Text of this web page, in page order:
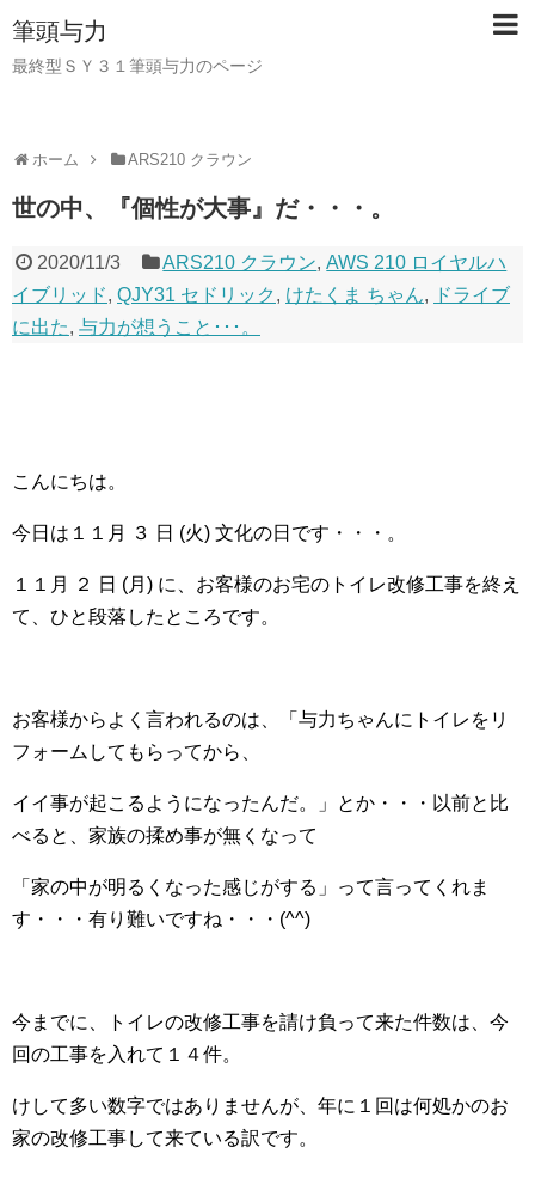
筆頭与力
最終型ＳＹ３１筆頭与力のページ
ホーム ARS210 クラウン
世の中、『個性が大事』だ・・・。
2020/11/3 ARS210 クラウン,AWS 210 ロイヤルハ
イブリッド, QJY31 セドリック , けたくま ちゃん, ドライブ
に出た, 与力が想うこと･･･。
こんにちは。
今日は１１月 ３ 日 (火) 文化の日です・・・。
１１月 ２ 日 (月) に、お客様のお宅のトイレ改修工事を終え
て、ひと段落したところです。
お客様からよく言われるのは、「与力ちゃんにトイレをリ
フォームしてもらってから、
イイ事が起こるようになったんだ。」とか・・・以前と比
べると、家族の揉め事が無くなって
「家の中が明るくなった感じがする」って言ってくれま
す・・・有り難いですね・・・(^^)
今までに、トイレの改修工事を請け負って来た件数は、今
回の工事を入れて１４件。
けして多い数字ではありませんが、年に１回は何処かのお
家の改修工事して来ている訳です。